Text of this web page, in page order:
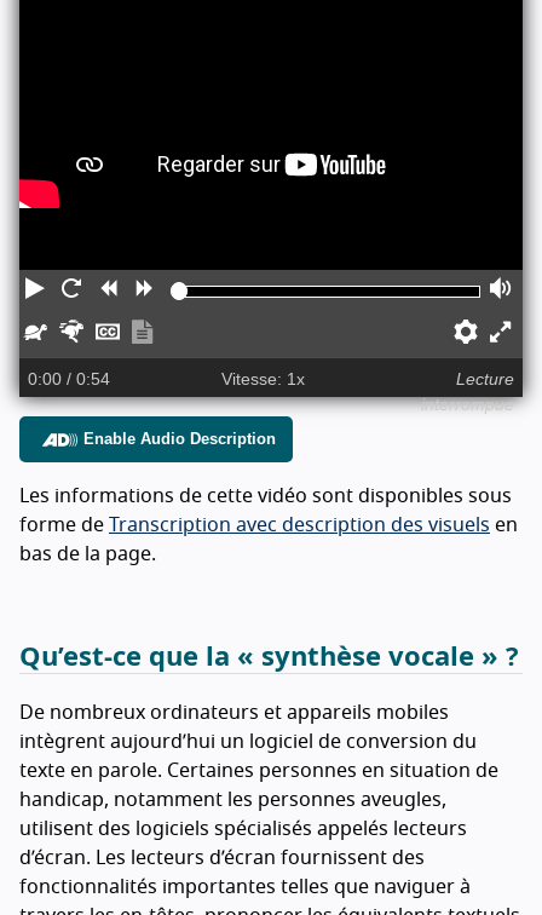
LectureRedémarrer
ReculerAvancer
Plus
lentement
Plus
rapidement
Sous-
transcription
0:00 / 0:54 Vitesse: 1x
Lecture
interrompue
Enable Audio Description
Les informations de cette vidéo sont disponibles sous
forme de
Transcription avec description des visuels en
bas de la page.
Qu’est-ce que la « synthèse vocale » ?
De nombreux ordinateurs et appareils mobiles
intègrent aujourd’hui un logiciel de conversion du
texte en parole. Certaines personnes en situation de
handicap, notamment les personnes aveugles,
utilisent des logiciels spécialisés appelés lecteurs
d’écran. Les lecteurs d’écran fournissent des
fonctionnalités importantes telles que naviguer à